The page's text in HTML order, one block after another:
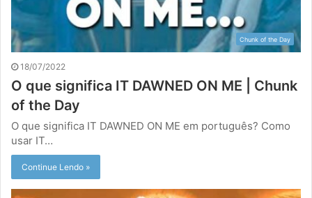
Chunk of the Day
18/07/2022
O que significa IT DAWNED ON ME | Chunk
of the Day
O que significa IT DAWNED ON ME em português? Como
usar IT…
Continue Lendo »